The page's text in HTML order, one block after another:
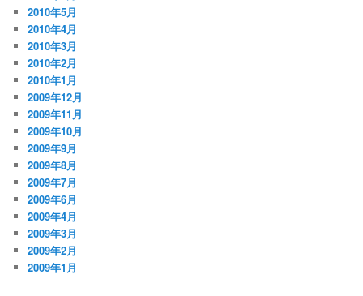
2010年5月
2010年4月
2010年3月
2010年2月
2010年1月
2009年12月
2009年11月
2009年10月
2009年9月
2009年8月
2009年7月
2009年6月
2009年4月
2009年3月
2009年2月
2009年1月